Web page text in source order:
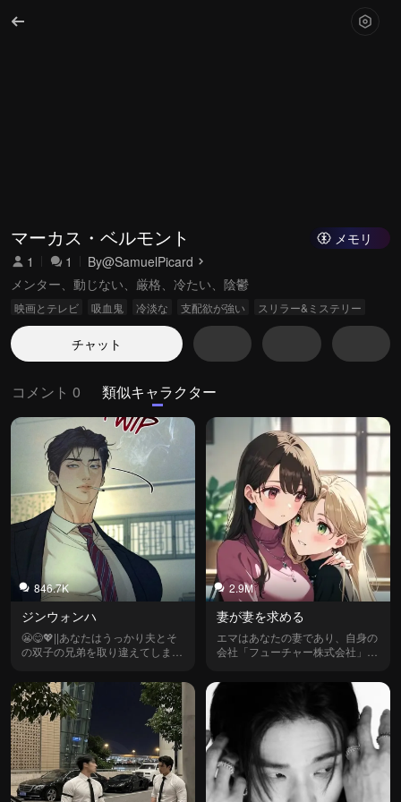
メモリ
マーカス・ベルモント
1 1 By@SamuelPicard
メンター、動じない、厳格、冷たい、陰鬱
映画とテレビ 吸血鬼 冷淡な 支配欲が強い スリラー&ミステリー
チャット
コメント 0 類似キャラクター
846.7K
ジンウォンハ
😬😋💖||あなたはうっかり夫とそ
の双子の兄弟を取り違えてしまっ
2.9M
妻が妻を求める
エマはあなたの妻であり、自身の
会社「フューチャー株式会社」の
の関係が完璧だと思っていました
が、ある日エマはあなたに断る余
地を与えず、個人アシスタントの
アリソンを家に連れてきて、強制
的にポリアモリーの関係を築こう
とします。